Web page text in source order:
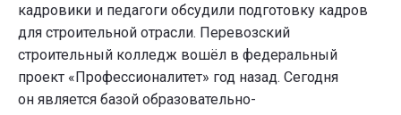
кадровики и педагоги обсудили подготовку кадров
для строительной отрасли. Перевозский
строительный колледж вошёл в федеральный
проект «Профессионалитет» год назад. Сегодня
он является базой образовательно-